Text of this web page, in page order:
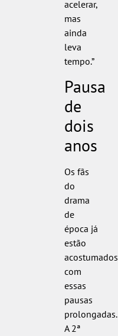
acelerar,
mas
ainda
leva
tempo.”
Pausa
de
dois
anos
Os fãs
do
drama
de
época já
estão
acostumados
com
essas
pausas
prolongadas.
A 2ª